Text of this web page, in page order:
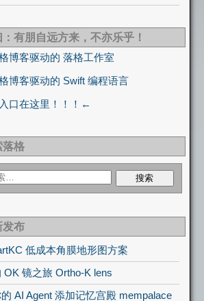
：有朋自远方来，不亦乐乎！
博客驱动的 落格工作室
博客驱动的 Swift 编程语言
口在这里！！！←
落格
发布
低成本角膜地形图方案
OK 镜之旅 Ortho-K lens
AI Agent 添加记忆宫殿 mempalace